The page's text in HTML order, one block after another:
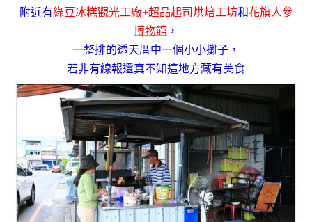
附近有綠豆冰糕觀光工廠+超品起司烘焙工坊和花旗人參
博物館 ，
一整排的透天厝中一個小小攤子，
若非有線報還真不知這地方藏有美食